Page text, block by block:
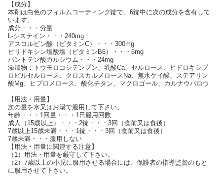
【成分】
本剤は白色のフィルムコーティング錠で、6錠中に次の成分を含有して
います。
成分・・・分量
L-システイン・・・240mg
アスコルビン酸（ビタミンC）・・・300mg
ピリドキシン塩酸塩（ビタミンB6）・・・6mg
パントテン酸カルシウム・・・24mg
添加物：トウモロコシデンプン、乳酸Ca、セルロース、ヒドロキシプ
ロピルセルロース、クロスカルメロースNa、無水ケイ酸、ステアリン
酸Mg、ヒプロメロース、酸化チタン、マクロゴール、カルナウバロウ
【用法・用量】
次の量を水又はお湯で服用して下さい。
年齢・・・1回量・・・1日服用回数
成人（15歳以上）・・・2錠・・・3回（食前又は食後）
7歳以上15歳未満・・・1錠・・・3回（食前又は食後）
7歳未満・・・服用しない
【用法・用量に関連する注意】
（1）用法・用量を厳守して下さい。
（2）7歳以上の小児に服用させる場合には、保護者の指導監督のもと
に服用させて下さい。